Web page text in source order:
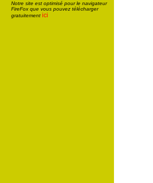
Notre site est optimisé pour le navigateur
FireFox que vous pouvez télécharger
gratuitement ici